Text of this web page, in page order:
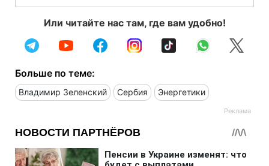
Или читайте нас там, где вам удобно!
Больше по теме:
Владимир Зеленский Сербия Энергетики